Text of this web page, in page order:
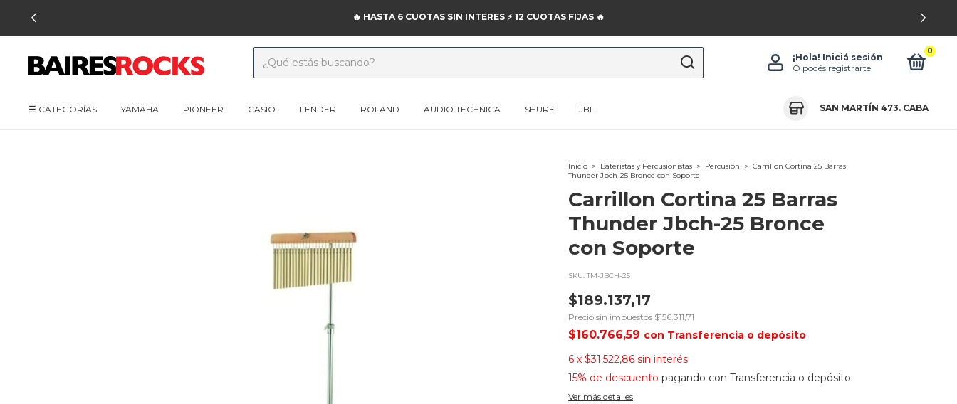
🔥 HASTA 6 CUOTAS SIN INTERES ⚡️ 12 CUOTAS FIJAS 🔥
¡Hola! Iniciá sesión
O podés registrarte
0
☰ CATEGORÍAS YAMAHA PIONEER CASIO FENDER ROLAND AUDIO TECHNICA SHURE JBL SAN MARTÍN 473. CABA
Inicio > Bateristas y Percusionistas > Percusión > Carrillon Cortina 25 Barras
Thunder Jbch-25 Bronce con Soporte
Carrillon Cortina 25 Barras
Thunder Jbch-25 Bronce
con Soporte
SKU:TM-JBCH-25
$189.137,17
Precio sin impuestos $156.311,71
$160.766,59 con Transferencia o depósito
6 x $31.522,86 sin interés
15% de descuento pagando con Transferencia o depósito
Ver más detalles